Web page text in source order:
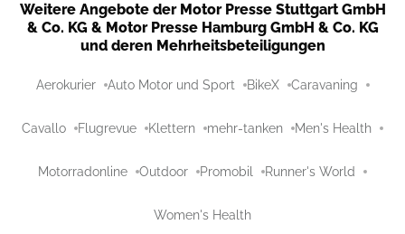
Weitere Angebote der Motor Presse Stuttgart GmbH
& Co. KG & Motor Presse Hamburg GmbH & Co. KG
und deren Mehrheitsbeteiligungen
Aerokurier Auto Motor und Sport BikeX Caravaning
Cavallo Flugrevue Klettern mehr-tanken Men's Health
Motorradonline Outdoor Promobil Runner's World
Women's Health